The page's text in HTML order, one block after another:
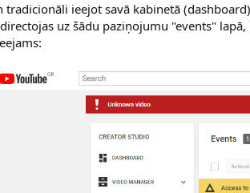
tradicionāli ieejot savā kabinetā
uz šādu paziņojumu "events"